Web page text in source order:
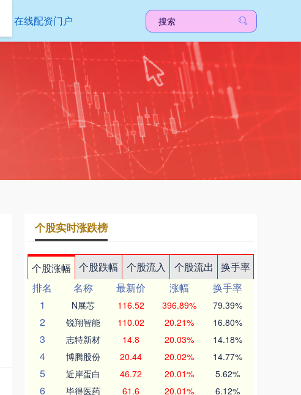
在线配资门户
个股实时涨跌榜
个股涨幅 个股跌幅 个股流入 个股流出
换手率
排名
名称 最新价 涨幅
换手率
1
N展芯 116.52 396.89% 79.39%
2 锐翔智能 110.02 20.21% 16.80%
3 志特新材 14.8 20.03% 14.18%
4 博腾股份 20.44 20.02% 14.77%
5 近岸蛋白 46.72 20.01% 5.62%
6 毕得医药 61.6 20.01% 6.12%